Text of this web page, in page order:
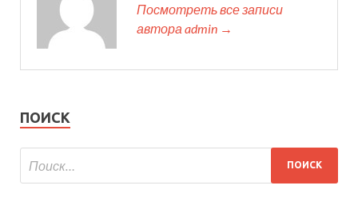
Посмотреть все записи
автора admin →
ПОИСК